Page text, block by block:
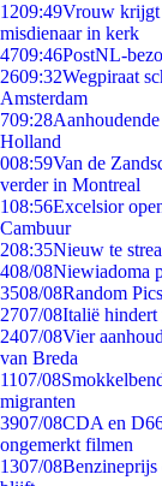
1209:49Vrouw krijgt
misdienaar in kerk
4709:46PostNL-
2609:32Wegpiraat
Amsterdam
709:28
Holland
008:59Van de
verder in Montreal
108:56Excelsior
Cambuur
208:35Nieuw te
408/08Niewiadoma
3508/08Random
2707/08Italië hindert
2407/08Vier
van Breda
1107/08
migranten
3907/08CDA en
ongemerkt filmen
1307/08Benzineprijs